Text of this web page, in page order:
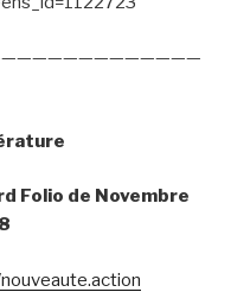
Folio de Novembre